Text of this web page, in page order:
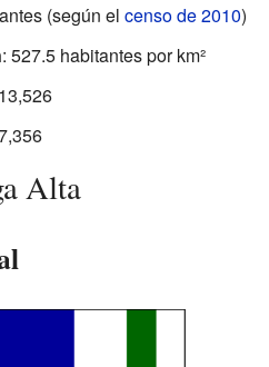
(según el censo de 2010)
: 527.5 habitantes por km²
Alta